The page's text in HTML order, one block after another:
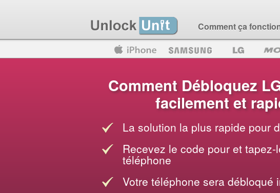
Comment ça
Blackberry
Comment Débloquez
facilement et
La solution la plus rapide pour
Recevez le code pour et
téléphone
Votre téléphone sera débloqué